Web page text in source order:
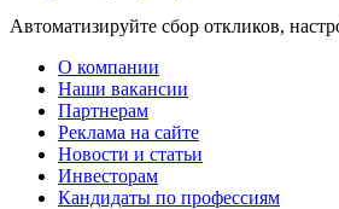
Автоматизируйте сбор откликов,
О компании
Наши вакансии
Партнерам
Реклама на сайте
Новости и статьи
Инвесторам
Кандидаты по профессиям